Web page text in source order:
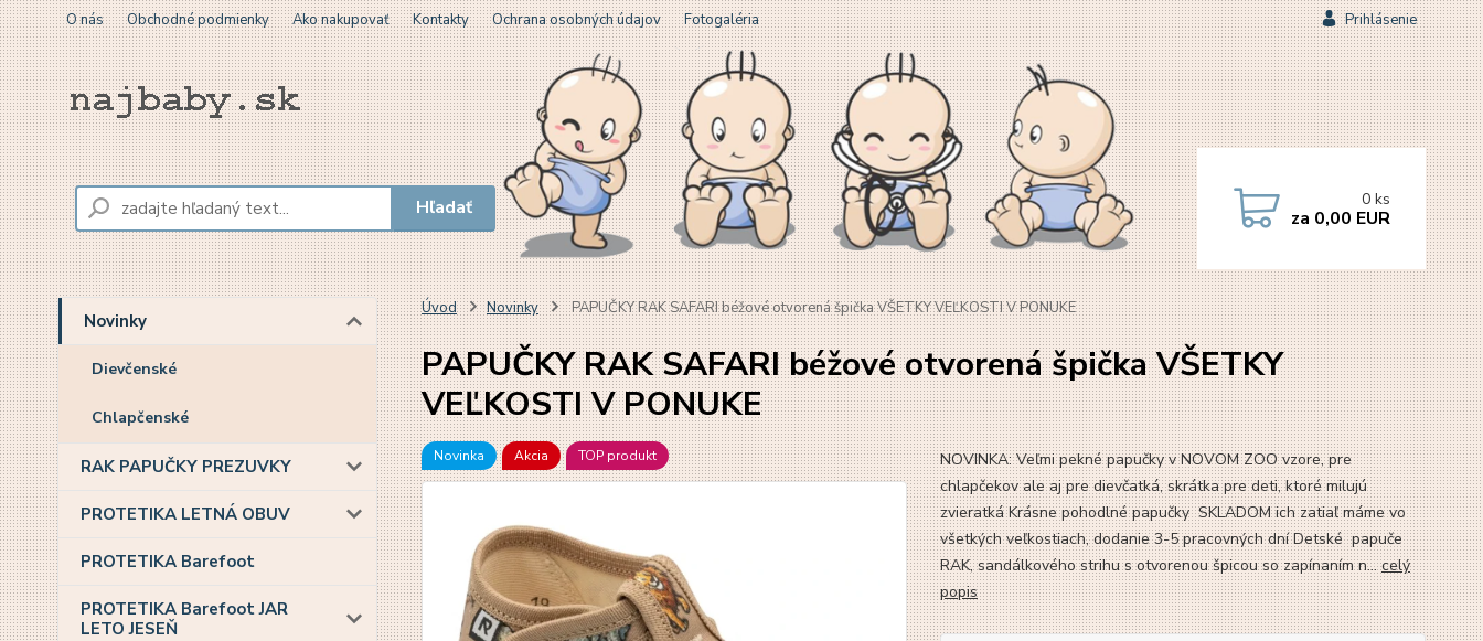
O nás Obchodné podmienky Ako nakupovať Kontakty Ochrana osobných údajov Fotogaléria Prihlásenie
Hľadať 0 ks
za 0,00 EUR
Novinky
Dievčenské
Chlapčenské
RAK PAPUČKY PREZUVKY
PROTETIKA LETNÁ OBUV
PROTETIKA Barefoot
PROTETIKA Barefoot JAR
LETO JESEŇ
Úvod Novinky PAPUČKY RAK SAFARI béžové otvorená špička VŠETKY VEĽKOSTI V PONUKE
PAPUČKY RAK SAFARI béžové otvorená špička VŠETKY
VEĽKOSTI V PONUKE
Novinka Akcia TOP produkt
NOVINKA: Veľmi pekné papučky v NOVOM ZOO vzore, pre
chlapčekov ale aj pre dievčatká, skrátka pre deti, ktoré milujú
zvieratká Krásne pohodlné papučky SKLADOM ich zatiaľ máme vo
všetkých veľkostiach, dodanie 3-5 pracovných dní Detské papuče
RAK, sandálkového strihu s otvorenou špicou so zapínaním n...celý
popis